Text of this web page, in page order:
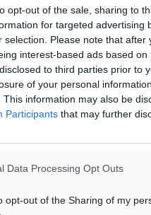
opt-out of the sale, sharing to
for targeted advertising
selection. Please note that
interest-based ads based
to third parties prior to
of your personal
This information may also be
Participants that may further
Data Processing Opt Outs
opt-out of the Sharing of my
Η.Ν. Κάσου
Κουριαντάκης , και
Συμβουλίου Γιώργος
, η Ιουλία
Λυκειακών τάξεων
ότι καλύτερο